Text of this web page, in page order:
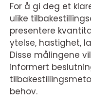
For å gi deg et
ulike
presentere
ytelse, hastighet,
Disse målingene
informert
behov.